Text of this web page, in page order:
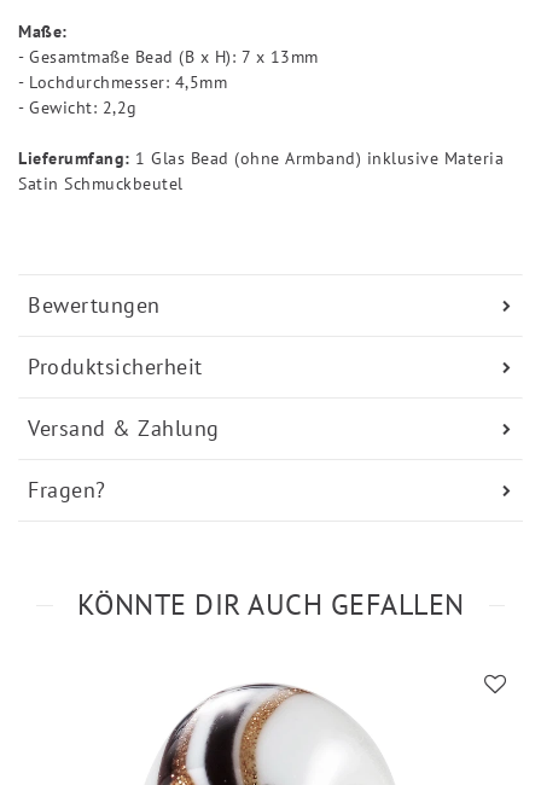
Bewertungen
Produktsicherheit
Versand & Zahlung
Fragen?
Maße:
- Gesamtmaße Bead (B x H): 7 x 13mm
- Lochdurchmesser: 4,5mm
- Gewicht: 2,2g
Lieferumfang: 1 Glas Bead (ohne Armband) inklusive Materia
Satin Schmuckbeutel
KÖNNTE DIR AUCH GEFALLEN